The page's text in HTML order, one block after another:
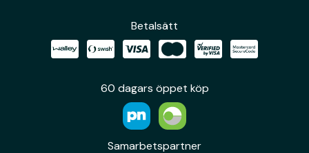
Betalsätt
60 dagars öppet köp
Samarbetspartner